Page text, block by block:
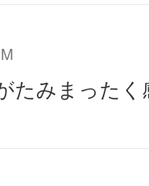
たみまった